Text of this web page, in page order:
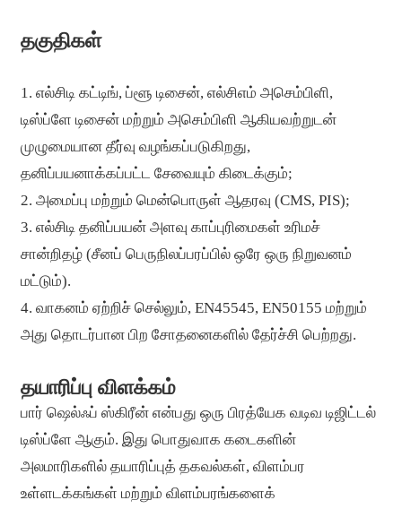
தகுதிகள்
1. எல்சிடி கட்டிங், ப்ளூ டிசைன், எல்சிஎம் அசெம்பிளி,
டிஸ்ப்ளே டிசைன் மற்றும் அசெம்பிளி ஆகியவற்றுடன்
முழுமையான தீர்வு வழங்கப்படுகிறது,
தனிப்பயனாக்கப்பட்ட சேவையும் கிடைக்கும்;
2. அமைப்பு மற்றும் மென்பொருள் ஆதரவு (CMS, PIS);
3. எல்சிடி தனிப்பயன் அளவு காப்புரிமைகள் உரிமச்
சான்றிதழ் (சீனப் பெருநிலப்பரப்பில் ஒரே ஒரு நிறுவனம்
மட்டும்).
4. வாகனம் ஏற்றிச் செல்லும், EN45545, EN50155 மற்றும்
அது தொடர்பான பிற சோதனைகளில் தேர்ச்சி பெற்றது.
தயாரிப்பு விளக்கம்
பார் ஷெல்ஃப் ஸ்கிரீன் என்பது ஒரு பிரத்யேக வடிவ டிஜிட்டல்
டிஸ்ப்ளே ஆகும். இது பொதுவாக கடைகளின்
அலமாரிகளில் தயாரிப்புத் தகவல்கள், விளம்பர
உள்ளடக்கங்கள் மற்றும் விளம்பரங்களைக்